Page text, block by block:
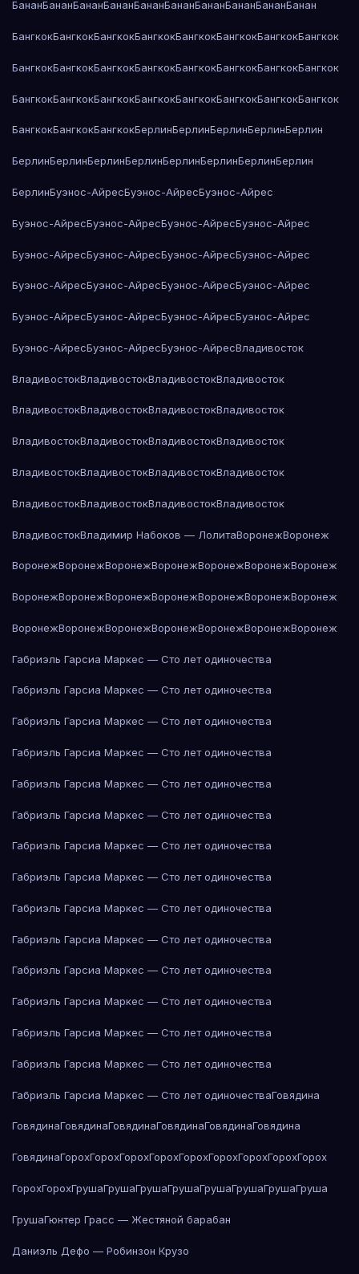
БананБананБананБананБананБананБананБананБананБанан
БангкокБангкокБангкокБангкокБангкокБангкокБангкокБангкок
БангкокБангкокБангкокБангкокБангкокБангкокБангкокБангкок
БангкокБангкокБангкокБангкокБангкокБангкокБангкокБангкок
БангкокБангкокБангкокБерлинБерлинБерлинБерлинБерлин
БерлинБерлинБерлинБерлинБерлинБерлинБерлинБерлин
БерлинБуэнос-АйресБуэнос-АйресБуэнос-Айрес
Буэнос-АйресБуэнос-АйресБуэнос-АйресБуэнос-Айрес
Буэнос-АйресБуэнос-АйресБуэнос-АйресБуэнос-Айрес
Буэнос-АйресБуэнос-АйресБуэнос-АйресБуэнос-Айрес
Буэнос-АйресБуэнос-АйресБуэнос-АйресБуэнос-Айрес
Буэнос-АйресБуэнос-АйресБуэнос-АйресВладивосток
ВладивостокВладивостокВладивостокВладивосток
ВладивостокВладивостокВладивостокВладивосток
ВладивостокВладивостокВладивостокВладивосток
ВладивостокВладивостокВладивостокВладивосток
ВладивостокВладивостокВладивостокВладивосток
ВладивостокВладимир Набоков — ЛолитаВоронежВоронеж
ВоронежВоронежВоронежВоронежВоронежВоронежВоронеж
ВоронежВоронежВоронежВоронежВоронежВоронежВоронеж
ВоронежВоронежВоронежВоронежВоронежВоронежВоронеж
Габриэль Гарсиа Маркес — Сто лет одиночества
Габриэль Гарсиа Маркес — Сто лет одиночества
Габриэль Гарсиа Маркес — Сто лет одиночества
Габриэль Гарсиа Маркес — Сто лет одиночества
Габриэль Гарсиа Маркес — Сто лет одиночества
Габриэль Гарсиа Маркес — Сто лет одиночества
Габриэль Гарсиа Маркес — Сто лет одиночества
Габриэль Гарсиа Маркес — Сто лет одиночества
Габриэль Гарсиа Маркес — Сто лет одиночества
Габриэль Гарсиа Маркес — Сто лет одиночества
Габриэль Гарсиа Маркес — Сто лет одиночества
Габриэль Гарсиа Маркес — Сто лет одиночества
Габриэль Гарсиа Маркес — Сто лет одиночества
Габриэль Гарсиа Маркес — Сто лет одиночества
Габриэль Гарсиа Маркес — Сто лет одиночестваГовядина
ГовядинаГовядинаГовядинаГовядинаГовядинаГовядина
ГовядинаГорохГорохГорохГорохГорохГорохГорохГорохГорох
ГорохГорохГрушаГрушаГрушаГрушаГрушаГрушаГрушаГруша
ГрушаГюнтер Грасс — Жестяной барабан
Даниэль Дефо — Робинзон Крузо